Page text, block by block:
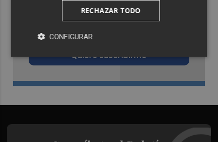
Recibe toda la actualidad de
Castellón Plaza en tu correo
Quiero suscribirme
RECHAZAR TODO
CONFIGURAR